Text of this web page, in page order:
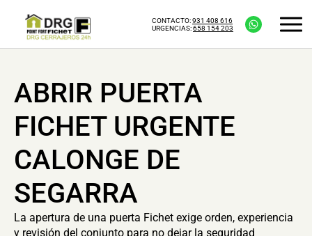
CONTACTO:931 408 616
URGENCIAS:658 154 203
ABRIR PUERTA
FICHET URGENTE
CALONGE DE
SEGARRA
La apertura de una puerta Fichet exige orden, experiencia
y revisión del conjunto para no dejar la seguridad